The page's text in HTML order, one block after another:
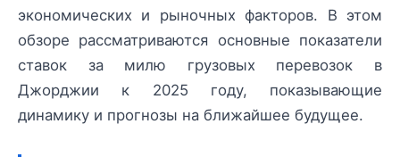
экономических и рыночных факторов. В этом
обзоре рассматриваются основные показатели
ставок за милю грузовых перевозок в
Джорджии к 2025 году, показывающие
динамику и прогнозы на ближайшее будущее.